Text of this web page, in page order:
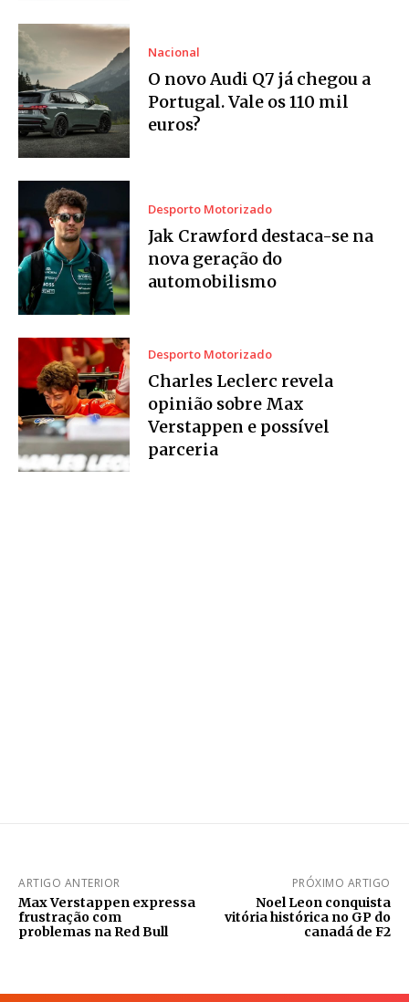
Nacional
O novo Audi Q7 já chegou a
Portugal. Vale os 110 mil
euros?
Desporto Motorizado
Jak Crawford destaca-se na
nova geração do
automobilismo
Desporto Motorizado
Charles Leclerc revela
opinião sobre Max
Verstappen e possível
parceria
ARTIGO ANTERIOR
Max Verstappen expressa
frustração com
problemas na Red Bull
PRÓXIMO ARTIGO
Noel Leon conquista
vitória histórica no GP do
canadá de F2